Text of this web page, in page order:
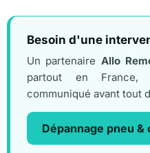
Besoin d'une
Un partenaire Allo
partout en
communiqué avant tout
Dépannage pneu